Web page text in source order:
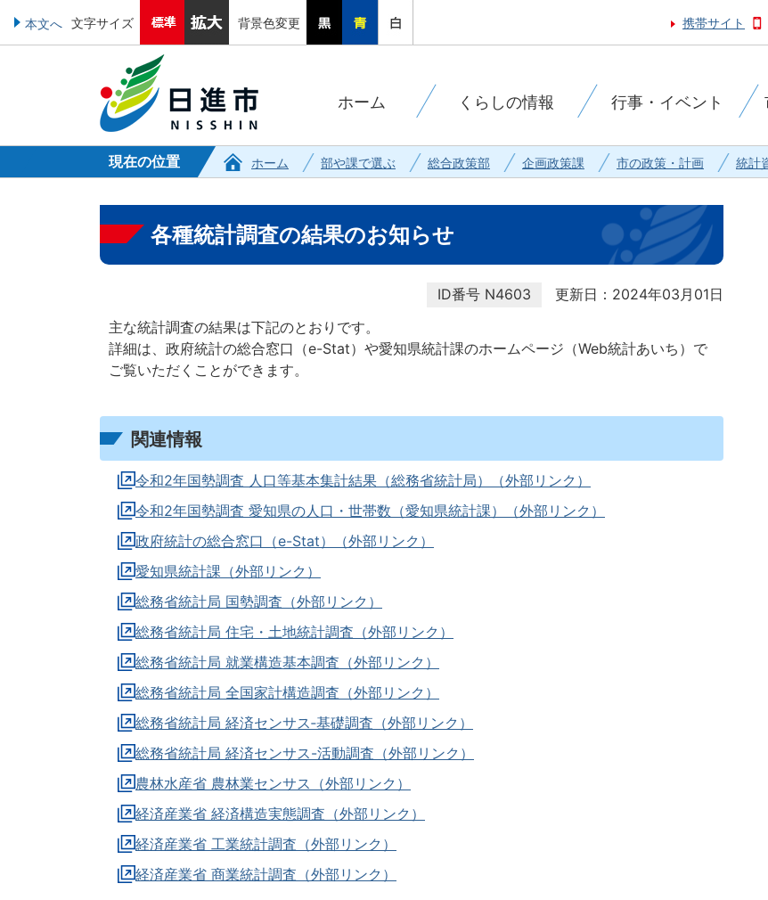
本文へ 文字サイズ 背景色変更 携帯サイト
ホーム くらしの情報 行事・イベント
現在の位置 ホーム 部や課で選ぶ 総合政策部 企画政策課 市の政策・計画 統計
各種統計調査の結果のお知らせ
ID番号 N4603
更新日：2024年03月01日
主な統計調査の結果は下記のとおりです。
詳細は、政府統計の総合窓口（e-Stat）や愛知県統計課のホームページ（Web統計あいち）で
ご覧いただくことができます。
関連情報
令和2年国勢調査 人口等基本集計結果（総務省統計局）（外部リンク）
令和2年国勢調査 愛知県の人口・世帯数（愛知県統計課）（外部リンク）
政府統計の総合窓口（e-Stat）（外部リンク）
愛知県統計課（外部リンク）
総務省統計局 国勢調査（外部リンク）
総務省統計局 住宅・土地統計調査（外部リンク）
総務省統計局 就業構造基本調査（外部リンク）
総務省統計局 全国家計構造調査（外部リンク）
総務省統計局 経済センサス‐基礎調査（外部リンク）
総務省統計局 経済センサス-活動調査（外部リンク）
農林水産省 農林業センサス（外部リンク）
経済産業省 経済構造実態調査（外部リンク）
経済産業省 工業統計調査（外部リンク）
経済産業省 商業統計調査（外部リンク）